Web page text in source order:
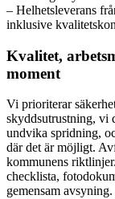
– Helhetsleverans
inklusive
Kvalitet,
moment
Vi prioriterar
skyddsutrustning, vi
undvika spridning,
där det är möjligt.
kommunens
checklista,
gemensam